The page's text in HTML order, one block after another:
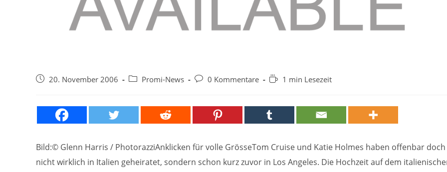
Beitrag20. November 2006
Beitrags-
Promi-News
Beitrags-
0 Kommentare Lesedauer:
1 min Lesezeit
Bild:© Glenn Harris / PhotorazziAnklicken für volle GrösseTom Cruise und Katie Holmes haben offenbar doch
nicht wirklich in Italien geheiratet, sondern schon kurz zuvor in Los Angeles. Die Hochzeit auf dem